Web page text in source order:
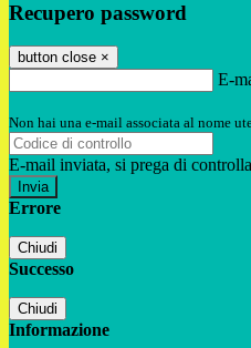
Recupero password
button close ×
E-
Non hai una e-mail associata al nome
E-mail inviata, si prega di
Errore
Chiudi
Successo
Chiudi
Informazione